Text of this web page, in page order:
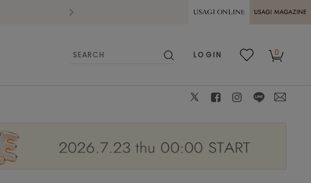
熊本県熊本地方を震源とする地震の影響に
MAGAZINE
LOGIN
0